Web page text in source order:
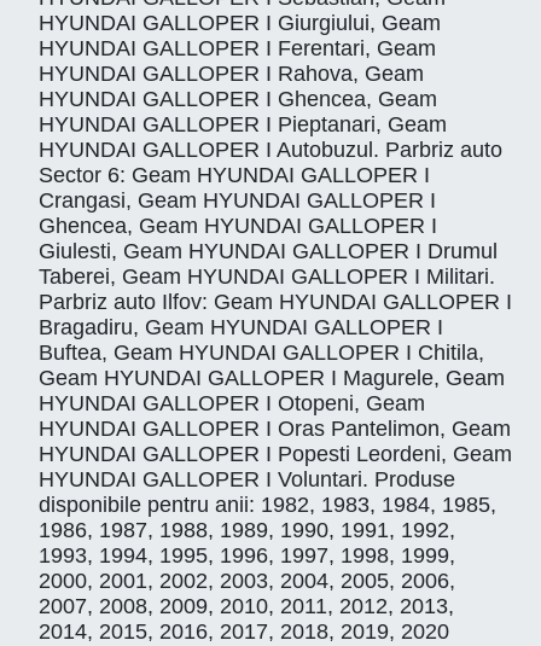
HYUNDAI GALLOPER I Giurgiului, Geam
HYUNDAI GALLOPER I Ferentari, Geam
HYUNDAI GALLOPER I Rahova, Geam
HYUNDAI GALLOPER I Ghencea, Geam
HYUNDAI GALLOPER I Pieptanari, Geam
HYUNDAI GALLOPER I Autobuzul. Parbriz auto
Sector 6: Geam HYUNDAI GALLOPER I
Crangasi, Geam HYUNDAI GALLOPER I
Ghencea, Geam HYUNDAI GALLOPER I
Giulesti, Geam HYUNDAI GALLOPER I Drumul
Taberei, Geam HYUNDAI GALLOPER I Militari.
Parbriz auto Ilfov: Geam HYUNDAI GALLOPER I
Bragadiru, Geam HYUNDAI GALLOPER I
Buftea, Geam HYUNDAI GALLOPER I Chitila,
Geam HYUNDAI GALLOPER I Magurele, Geam
HYUNDAI GALLOPER I Otopeni, Geam
HYUNDAI GALLOPER I Oras Pantelimon, Geam
HYUNDAI GALLOPER I Popesti Leordeni, Geam
HYUNDAI GALLOPER I Voluntari. Produse
disponibile pentru anii: 1982, 1983, 1984, 1985,
1986, 1987, 1988, 1989, 1990, 1991, 1992,
1993, 1994, 1995, 1996, 1997, 1998, 1999,
2000, 2001, 2002, 2003, 2004, 2005, 2006,
2007, 2008, 2009, 2010, 2011, 2012, 2013,
2014, 2015, 2016, 2017, 2018, 2019, 2020